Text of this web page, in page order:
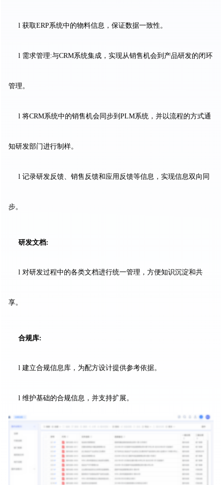
l 获取ERP系统中的物料信息，保证数据一致性。
l 需求管理:与CRM系统集成，实现从销售机会到产品研发的闭环
管理。
l 将CRM系统中的销售机会同步到PLM系统，并以流程的方式通
知研发部门进行制样。
l 记录研发反馈、销售反馈和应用反馈等信息，实现信息双向同
步。
研发文档:
l 对研发过程中的各类文档进行统一管理，方便知识沉淀和共
享。
合规库:
l 建立合规信息库，为配方设计提供参考依据。
l 维护基础的合规信息，并支持扩展。